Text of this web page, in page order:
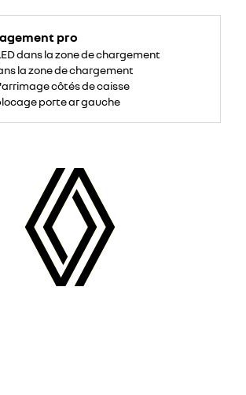
pro
dans la zone de chargement
la zone de chargement
côtés de caisse
porte ar gauche